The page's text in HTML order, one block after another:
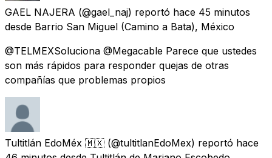
GAEL NAJERA (@gael_naj) reportó hace 45 minutos
desde Barrio San Miguel (Camino a Bata), México
@TELMEXSoluciona @Megacable Parece que ustedes
son más rápidos para responder quejas de otras
compañías que problemas propios
Tultitlán EdoMéx 🇲🇽 (@tultitlanEdoMex) reportó hace